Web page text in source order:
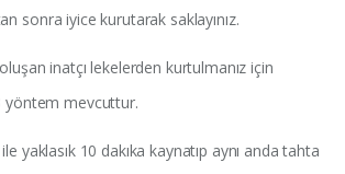
sonra iyice kurutarak saklayınız.
inatçı lekelerden kurtulmanız için
yöntem mevcuttur.
yaklasık 10 dakıka kaynatıp aynı anda tahta